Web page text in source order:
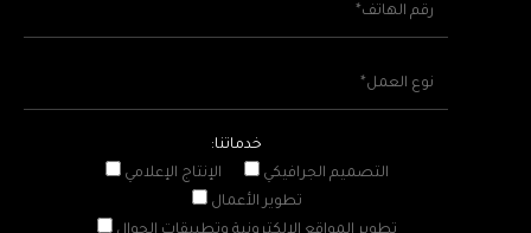
خدماتنا:
التصميم الجرافيكي
الإنتاج الإعلامي
تطوير الأعمال